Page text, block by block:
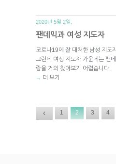
2020년 5월 2일.
팬데믹과 여성 지도자
코로나19에 잘 대처한 남성 지도
그런데 여성 지도자 가운데는 팬
람을 거의 찾아보기 어렵습니다.
→ 더 보기
‹ 1 2 3 4